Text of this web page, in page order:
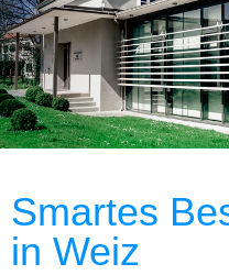
Smartes
in Weiz